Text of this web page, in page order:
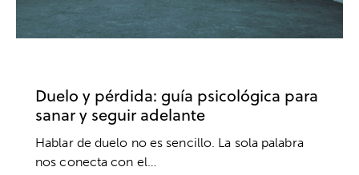
Duelo y pérdida: guía psicológica para
sanar y seguir adelante
Hablar de duelo no es sencillo. La sola palabra
nos conecta con el…